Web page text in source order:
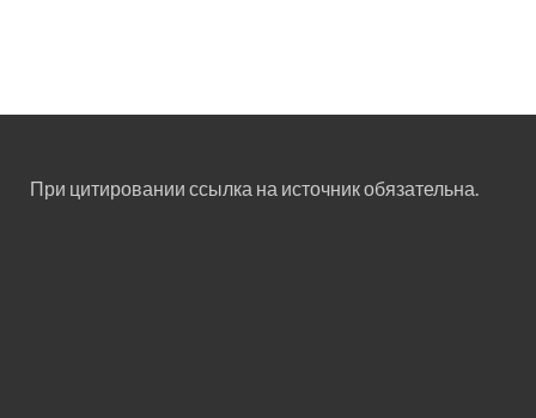
При цитировании ссылка на источник обязательна.